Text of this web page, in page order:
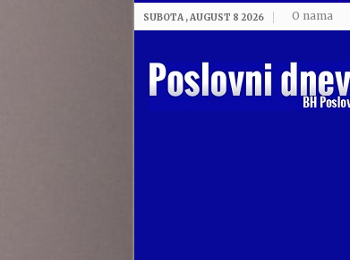
SUBOTA , AUGUST 8 2026 O nama